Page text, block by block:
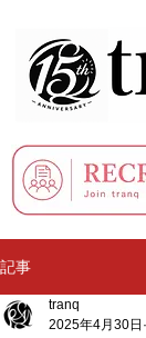
記事
tranq
2025年4月30日